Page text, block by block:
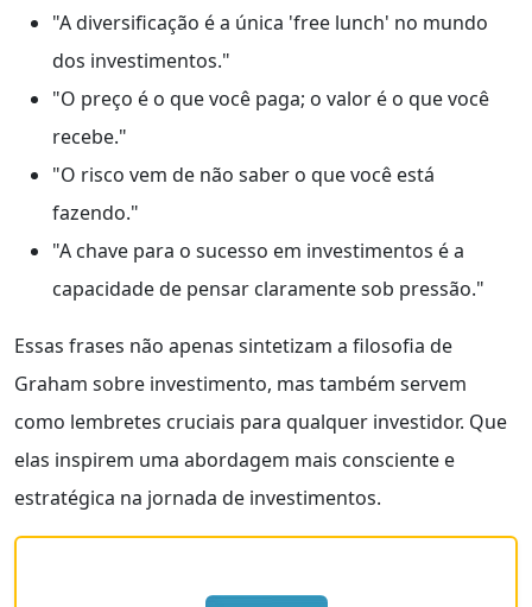
"A diversificação é a única 'free lunch' no mundo
dos investimentos."
"O preço é o que você paga; o valor é o que você
recebe."
"O risco vem de não saber o que você está
fazendo."
"A chave para o sucesso em investimentos é a
capacidade de pensar claramente sob pressão."
Essas frases não apenas sintetizam a filosofia de
Graham sobre investimento, mas também servem
como lembretes cruciais para qualquer investidor. Que
elas inspirem uma abordagem mais consciente e
estratégica na jornada de investimentos.